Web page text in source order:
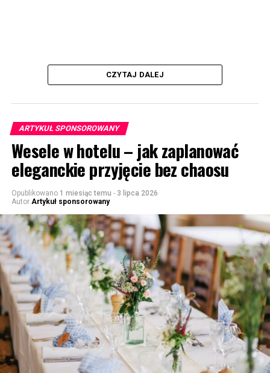
CZYTAJ DALEJ
ARTYKUŁ SPONSOROWANY
Wesele w hotelu – jak zaplanować
eleganckie przyjęcie bez chaosu
Opublikowano 1 miesiąc temu - 3 lipca 2026
Autor Artykuł sponsorowany